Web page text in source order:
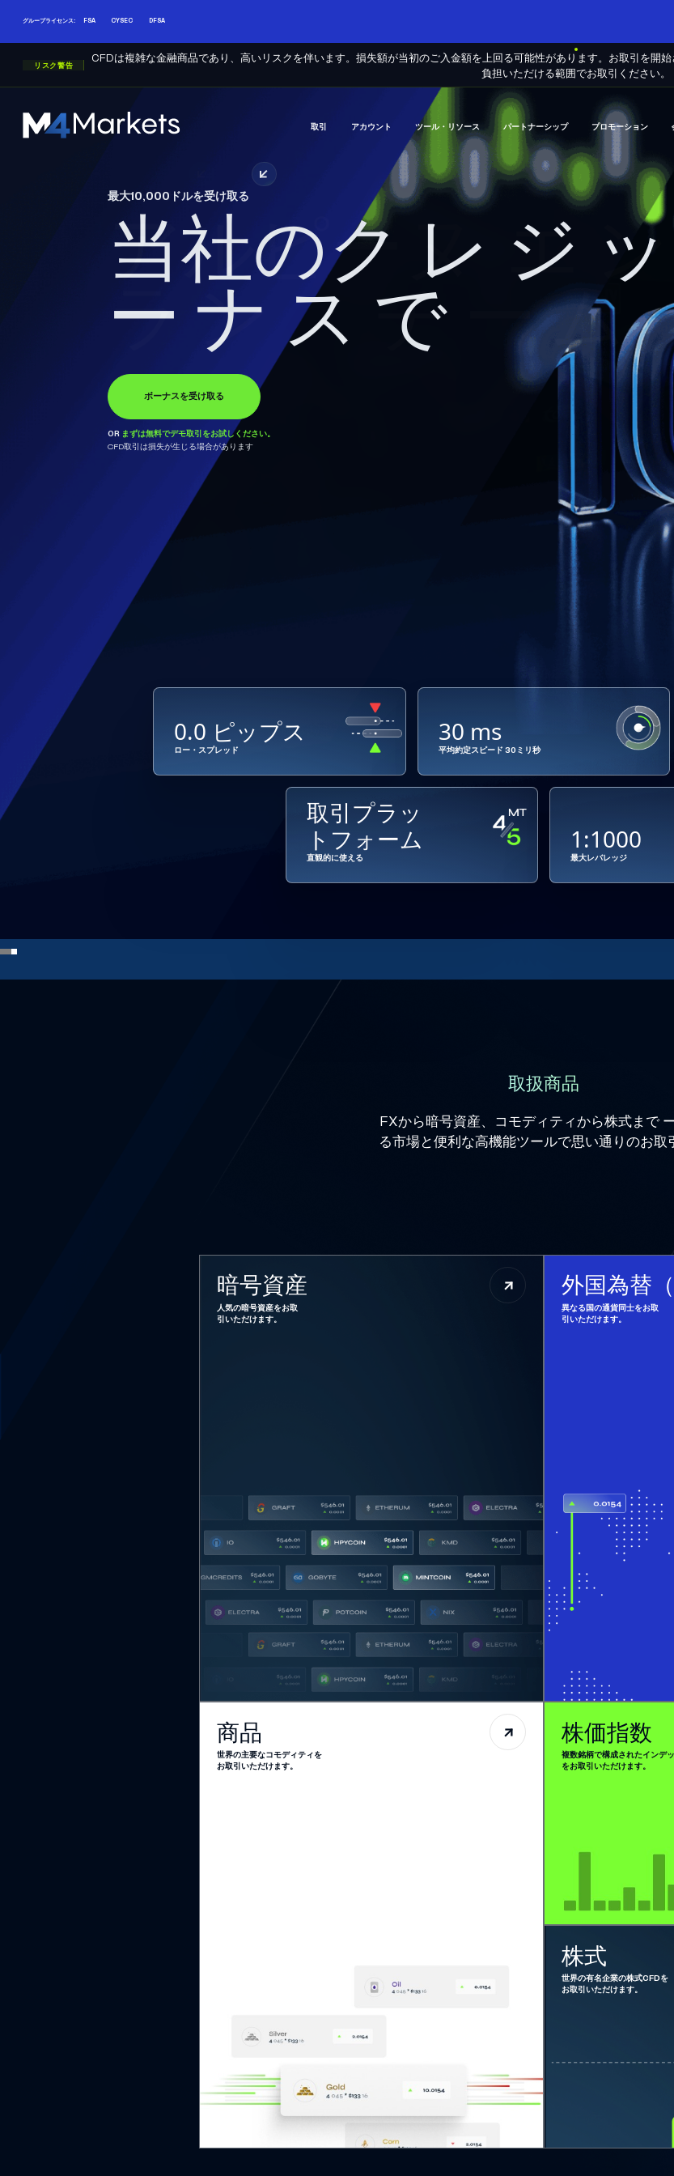
グループライセンス: FSA CYSEC DFSA
リスク警告
CFDは複雑な金融商品であり、高いリスクを伴います。損失額が当初のご入金額を上回る可能性があります。お取引を開
負担いただける範囲でお取引ください。
M4Markets
取引 アカウント ツール・リソース パートナーシップ プロモーション
く効率的なト
を
まずは無料でデモ取引をお試しください。
エ
ランスチーム
口座開設
OR まずは無料でデモ取引をお試しください。
最大10,000ドルを受け取る
当社のクレジ
ーナス で
ボーナスを受け取る
OR まずは無料でデモ取引をお試しください。
CFD取引は損失が生じる場合があります
0.0 ピップス
ロー・スプレッド
30 ms
平均約定スピード 30ミリ秒
取引プラッ
トフォーム
直観的に使える
1:1000
最大レバレッジ
取扱商品
FXから暗号資産、コモディティから株式まで
る市場と便利な高機能ツールで思い通りのお取
暗号資産
人気の暗号資産をお取
引いただけます。
外国為替（
異なる国の通貨同士をお取
引いただけます。
商品
世界の主要なコモディティを
お取引いただけます。
株価指数
複数銘柄で構成されたインデ
をお取引いただけます。
株式
世界の有名企業の株式CFDを
お取引いただけます。